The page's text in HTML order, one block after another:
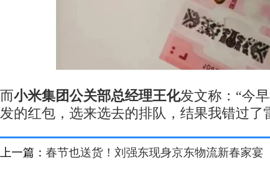
而小米集团公关部总经理王化发文称：“今
发的红包，选来选去的排队，结果我错过了
上一篇： 春节也送货！刘强东现身京东物流新春家宴